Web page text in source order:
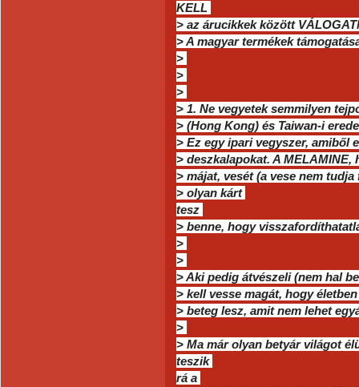
KELL
> az árucikkek között
> A magyar termékek
>
>
>
> 1. Ne vegyetek semmilyen
> (Hong Kong) és Taiwan-i
> Ez egy ipari vegyszer, amiből
> deszkalapokat. A
> májat, vesét (a vese nem
> olyan kárt
tesz
> benne, hogy
>
>
> Aki pedig átvészeli (nem hal
> kell vesse magát, hogy
> beteg lesz, amit nem lehet
>
> Ma már olyan betyár világot
teszik
rá a